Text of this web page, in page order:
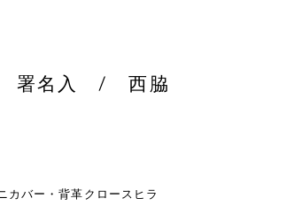
署名入 / 西脇
バー・背革クロースヒラ